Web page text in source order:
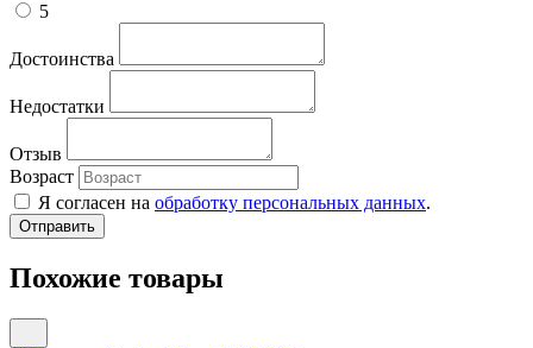
5
Достоинства
Недостатки
Отзыв
Возраст
Я согласен на обработку персональных данных.
Похожие товары